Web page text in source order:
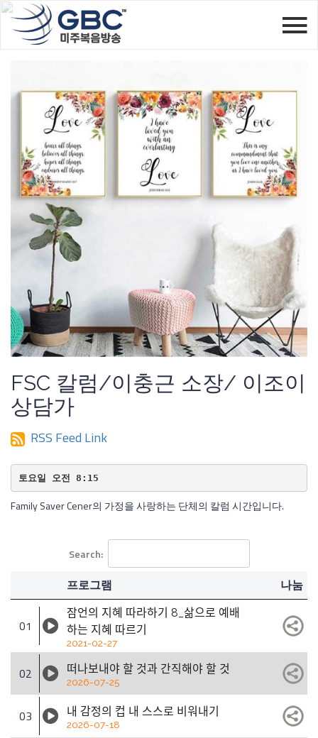
FSC 칼럼/이충근 소장/ 이조이
상담가
RSS Feed Link
토요일 오전 8:15
Family Saver Cener의 가정을 사랑하는 단체의 칼럼 시간입니다.
Search:
프로그램 나눔
01
잠언의 지혜 따라하기 8_삶으로 예배
하는 지혜 따르기
2021-02-27
02 떠나보내야 할 것과 간직해야 할 것
2026-07-25
03 내 감정의 컵 내 스스로 비워내기
2026-07-18